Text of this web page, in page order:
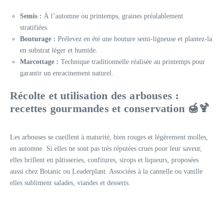
Semis : À l’automne ou printemps, graines préalablement
stratifiées.
Bouturage : Prélevez en été une bouture semi-ligneuse et plantez-la
en substrat léger et humide.
Marcottage : Technique traditionnelle réalisée au printemps pour
garantir un enracinement naturel.
Récolte et utilisation des arbouses :
recettes gourmandes et conservation 🍯🍹
Les arbouses se cueillent à maturité, bien rouges et légèrement molles,
en automne. Si elles ne sont pas très réputées crues pour leur saveur,
elles brillent en pâtisseries, confitures, sirops et liqueurs, proposées
aussi chez Botanic ou Leaderplant. Associées à la cannelle ou vanille
elles subliment salades, viandes et desserts.